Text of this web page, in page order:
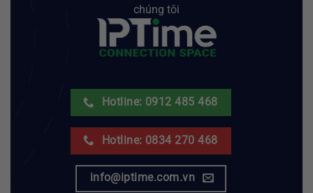
chúng tôi
Hotline: 0912 485 468
Hotline: 0834 270 468
info@iptime.com.vn